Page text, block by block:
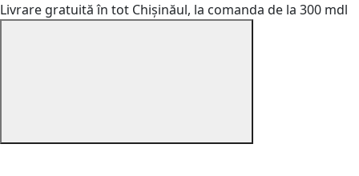
Livrare gratuită în tot Chișinăul, la comanda de la 300 mdl